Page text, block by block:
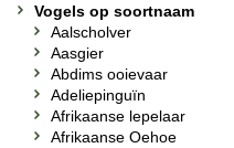
Vogels op soortnaam
Aalscholver
Aasgier
Abdims ooievaar
Adeliepinguïn
Afrikaanse lepelaar
Afrikaanse Oehoe